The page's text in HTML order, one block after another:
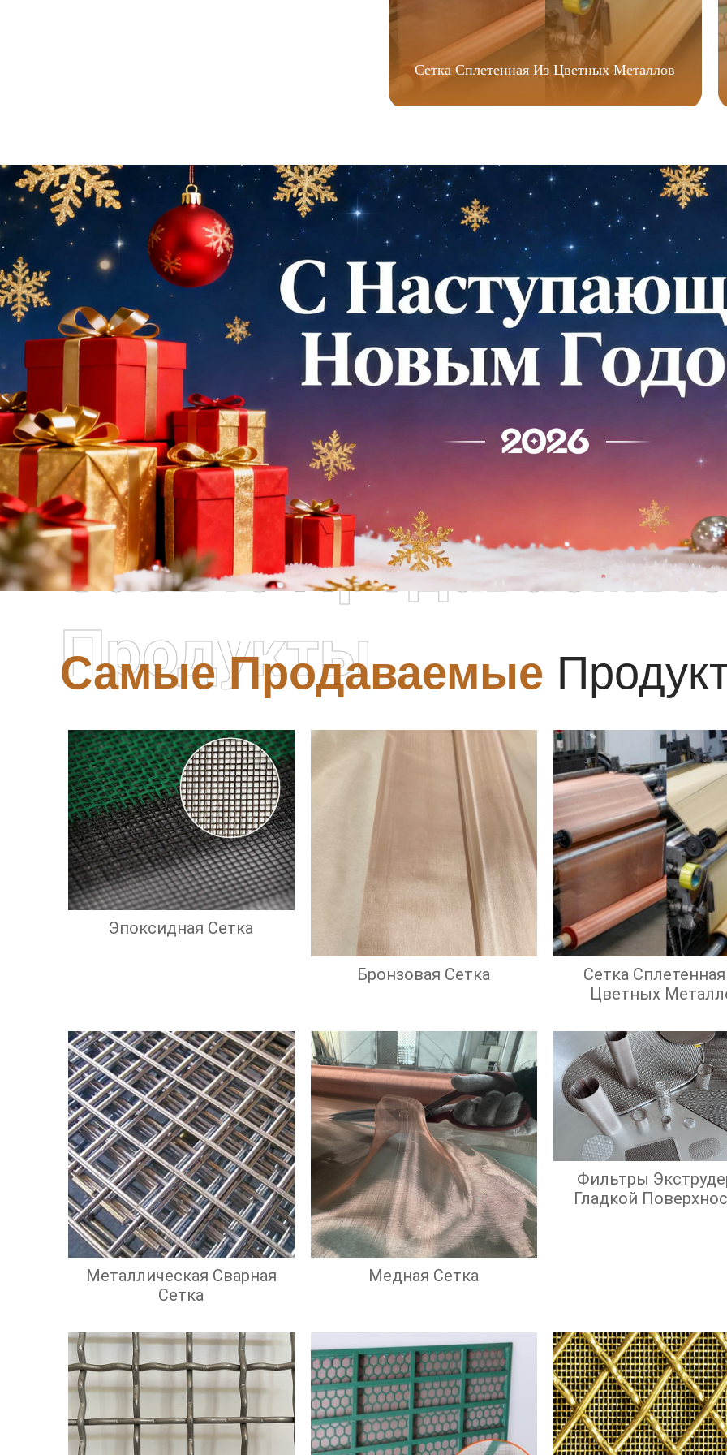
Сетка Сплетенная Из Цветных Металлов
Самые Продаваемые
Самые Продаваемые
Продукты
Эпоксидная Сетка
Бронзовая Сетка
Сетка
Цветных
Металлическая Сварная
Сетка
Медная Сетка
Фильтры
Гладкой